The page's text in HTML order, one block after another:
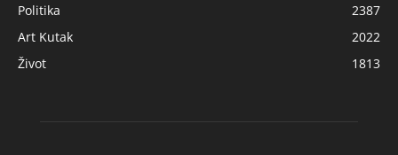
Politika
2387
Art Kutak
2022
Život
1813